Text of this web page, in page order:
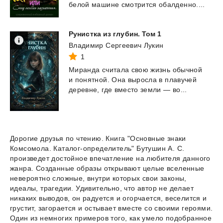
белой машине смотрится обалденно....
Рунистка из глубин. Том 1
Владимир Сергеевич Лукин
1
Миранда считала свою жизнь обычной
и понятной. Она выросла в плавучей
деревне, где вместо земли — во...
Дорогие друзья по чтению. Книга "Основные знаки
Комсомола. Каталог-определитель" Бутушин А. С.
произведет достойное впечатление на любителя данного
жанра. Созданные образы открывают целые вселенные
невероятно сложные, внутри которых свои законы,
идеалы, трагедии. Удивительно, что автор не делает
никаких выводов, он радуется и огорчается, веселится и
грустит, загорается и остывает вместе со своими героями.
Один из немногих примеров того, как умело подобранное